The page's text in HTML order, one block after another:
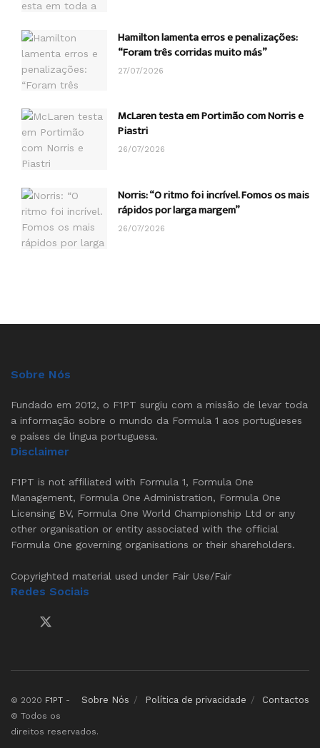
Hamilton lamenta erros e penalizações:
“Foram três corridas muito más”
27/07/2026
McLaren testa em Portimão com Norris e
Piastri
26/07/2026
Norris: “O ritmo foi incrível. Fomos os mais
rápidos por larga margem”
26/07/2026
Sobre Nós
Fundado em 2012, o F1PT surgiu com a missão de levar toda
a informação sobre o mundo da Formula 1 aos portugueses
e países de língua portuguesa.
Disclaimer
F1PT is not affiliated with Formula 1, Formula One
Management, Formula One Administration, Formula One
Licensing BV, Formula One World Championship Ltd or any
other organisation or entity associated with the official
Formula One governing organisations or their shareholders.
Copyrighted material used under Fair Use/Fair
Redes Sociais
Sobre Nós Política de privacidade Contactos
© 2020 F1PT -
© Todos os
direitos reservados.